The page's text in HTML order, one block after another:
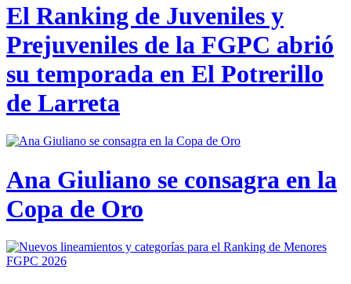
El Ranking de Juveniles y
Prejuveniles de la FGPC abrió
su temporada en El Potrerillo
de Larreta
Ana Giuliano se consagra en la
Copa de Oro